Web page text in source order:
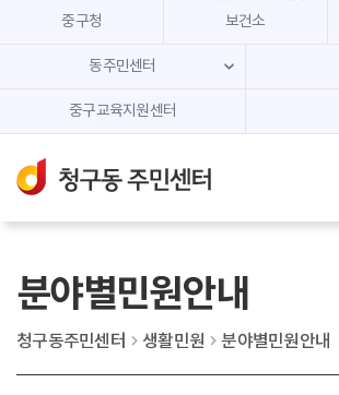
본문 내용 바로가기
주메뉴 바로가기
중구청 보건소
동주민센터
중구교육지원센터
분야별민원안내
청구동주민센터 생활민원 분야별민원안내